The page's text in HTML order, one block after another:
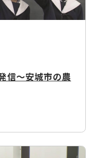
信～安城市の農